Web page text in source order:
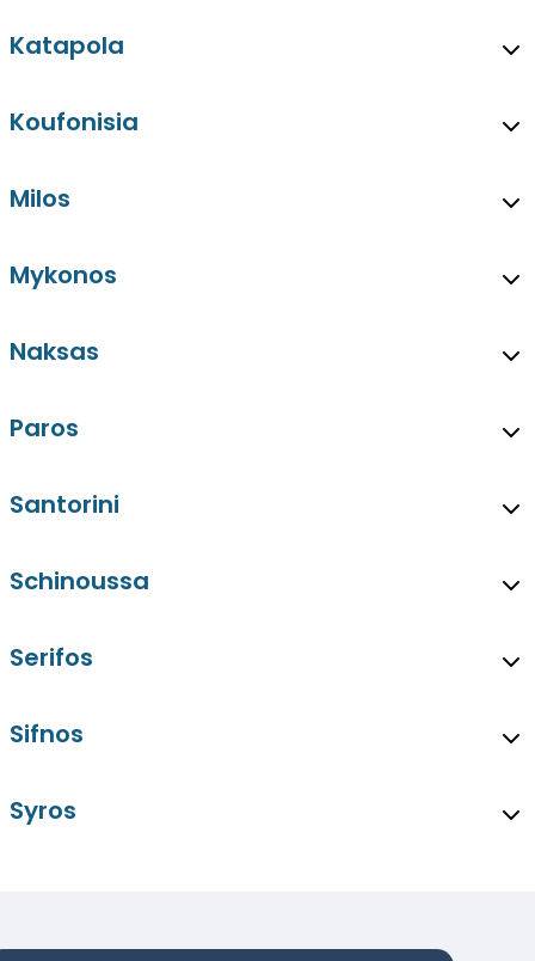
Katapola
Koufonisia
Milos
Mykonos
Naksas
Paros
Santorini
Schinoussa
Serifos
Sifnos
Syros